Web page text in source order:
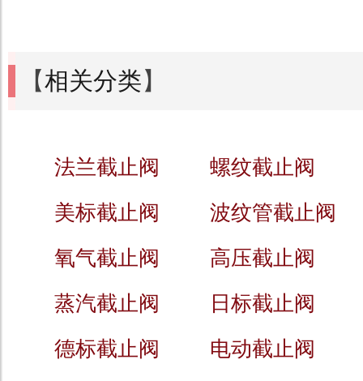
【相关分类】
法兰截止阀
螺纹截止阀
美标截止阀
波纹管截止阀
氧气截止阀
高压截止阀
蒸汽截止阀
日标截止阀
德标截止阀
电动截止阀